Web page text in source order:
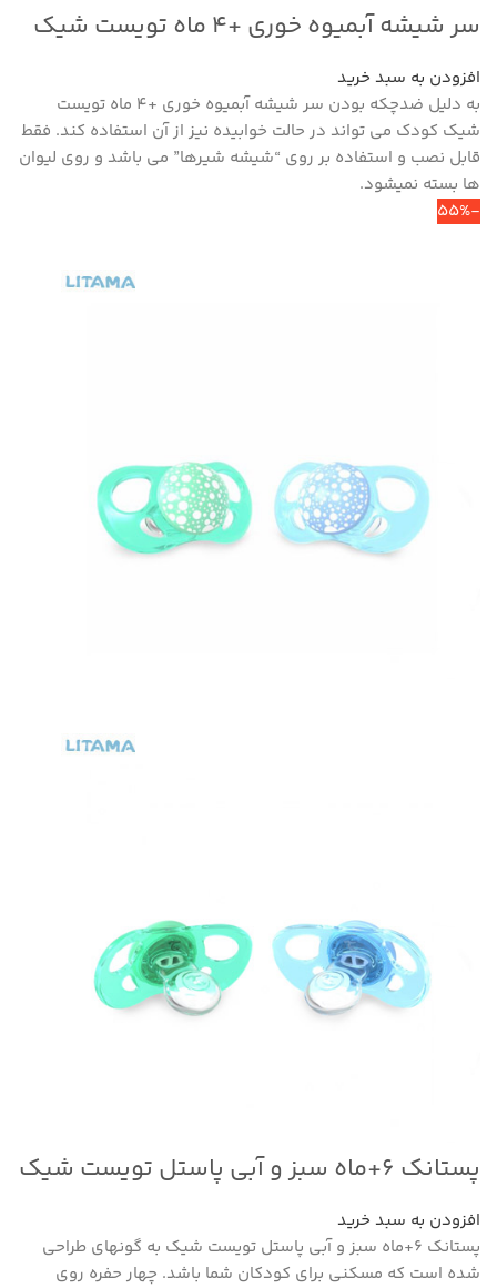
سر شیشه آبمیوه خوری +۴ ماه تویست شیک
افزودن به سبد خرید
به دلیل ضدچکه بودن سر شیشه آبمیوه خوری +۴ ماه تویست
شیک کودک می تواند در حالت خوابیده نیز از آن استفاده کند. فقط
قابل نصب و استفاده بر روی “شیشه شیرها” می باشد و روی لیوان
ها بسته نمیشود.
-55%
پستانک ۶+ماه سبز و آبی پاستل تویست شیک
افزودن به سبد خرید
پستانک ۶+ماه سبز و آبی پاستل تویست شیک به گونه‎ای طراحی
شده است که مسکنی برای کودکان شما باشد. چهار حفره روی